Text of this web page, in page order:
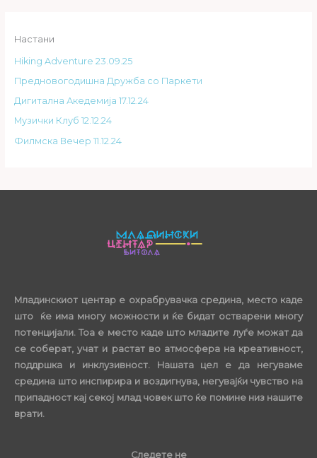
Настани
Hiking Adventure 23.09.25
Предновогодишна Дружба со Паркети
Дигитална Акедемија 17.12.24
Музички Клуб 12.12.24
Филмска Вечер 11.12.24
Младинскиот центар е охрабрувачка средина, место каде
што ќе има многу можности и ќе бидат остварени многу
потенцијали. Тоа е место каде што младите луѓе можат да
се соберат, учат и растат во атмосфера на креативност,
поддршка и инклузивност. Нашата цел е да негуваме
средина што инспирира и воздигнува, негувајќи чувство на
припадност кај секој млад човек што ќе помине низ нашите
врати.
Следете не